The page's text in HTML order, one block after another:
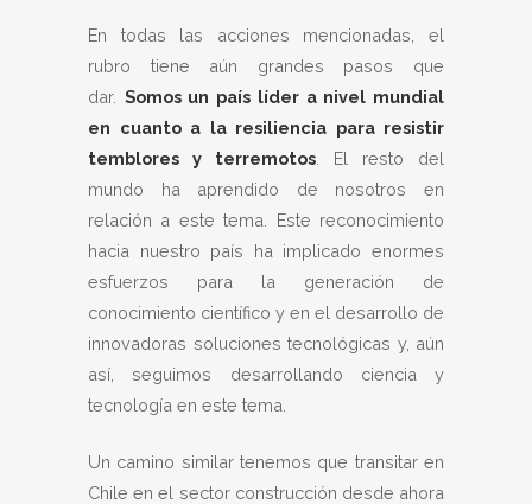
En todas las acciones mencionadas, el
rubro tiene aún grandes pasos que
dar. Somos un país líder a nivel mundial
en cuanto a la resiliencia para resistir
temblores y terremotos . El resto del
mundo ha aprendido de nosotros en
relación a este tema. Este reconocimiento
hacia nuestro país ha implicado enormes
esfuerzos para la generación de
conocimiento científico y en el desarrollo de
innovadoras soluciones tecnológicas y, aún
así, seguimos desarrollando ciencia y
tecnología en este tema.
Un camino similar tenemos que transitar en
Chile en el sector construcción desde ahora